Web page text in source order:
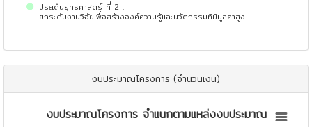
ประเด็นยุทธศาสตร์ ที่ 2 :
ยกระดับงานวิจัยเพื่อสร้างองค์ความรู้และนวัตกรรมที่มีมูลค่าสูง
งบประมาณโครงการ (จำนวนเงิน)
งบประมาณโครงการ จำแนกตามแหล่งงบประมาณ
งบประมาณโครงการ จำแนกตามแหล่งงบประมาณ